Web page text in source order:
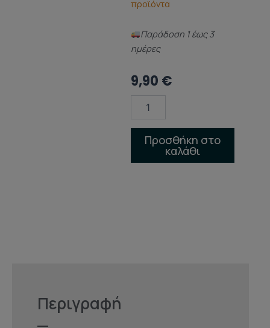
προϊόντα
Παράδoση 1 έως 3
ημέρες
9,90 €
ΑΡΩΜΑΤΙΣΤΗΣ
ΜΑΥΡΟΣ
CM
Προσθήκη στο
καλάθι
Περιγραφή